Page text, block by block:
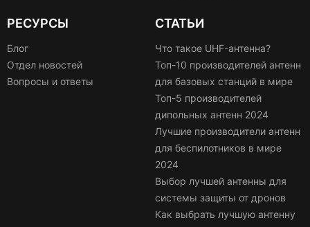
РЕСУРСЫ
Блог
Отдел новостей
Вопросы и ответы
СТАТЬИ
Что такое UHF-антенна?
Топ-10 производителей антенн
для базовых станций в мире
Топ-5 производителей
дипольных антенн 2024
Лучшие производители антенн
для беспилотников в мире
2024
Выбор лучшей антенны для
системы защиты от дронов
Как выбрать лучшую антенну